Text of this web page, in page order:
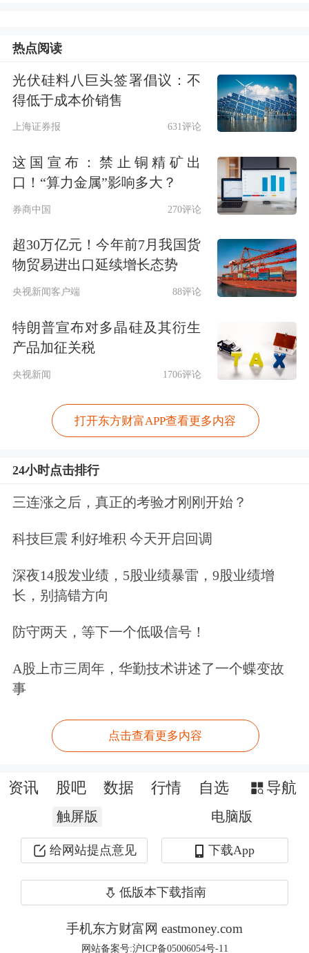
讲，其背后是品牌战略升级后持续上扬
的“超级品牌”势能。近年来，名创优品
全力推进全球化战略，在全球市场开疆
智，在年轻消费者圈层中掀起浪潮，成
为深受全球年轻人喜爱的零售品牌。
截至2024年9月30日，名创优品集团全
球门店数达7420家，海外门店数近3000
家，成功进入全球112个国家和地区，
是首个进驻美国纽约时代广场、法国巴
黎香榭丽舍大街的中国品牌，取得了十
分亮眼的业绩表现。无论是在欧美还是
东南亚，名创优品都通过稳定的门店扩
展和精准的市场营销，建立了良好的品
牌认知度。
尽管全球零售市场环境日趋复杂、挑战
不断，名创优品依旧能够交出一份亮眼
的财报成绩单。2024年前三季度，名创
优品集团总营收同比增长22.8%，达到
122.8亿元，海外业务收入突破45亿，
销售占比超过40%，销售额同比增长近
回顾2024年，名创优品持续推进全球品
品牌”迈进，取得了显著的成绩。在10
月举办的“名创优品2024全球品牌战略
升级成果发布会”上，叶国富指出，当
前全球零售业经历重大变革，中国零售
热点阅读
光伏硅料八巨头签署倡议：不
得低于成本价销售
上海证券报 631评论
这国宣布：禁止铜精矿出
口！“算力金属”影响多大？
券商中国 270评论
超30万亿元！今年前7月我国货
物贸易进出口延续增长态势
央视新闻客户端 88评论
特朗普宣布对多晶硅及其衍生
产品加征关税
央视新闻 1706评论
打开东方财富APP查看更多内容
24小时点击排行
三连涨之后，真正的考验才刚刚开始？
科技巨震 利好堆积 今天开启回调
深夜14股发业绩，5股业绩暴雷，9股业绩增
长，别搞错方向
防守两天，等下一个低吸信号！
A股上市三周年，华勤技术讲述了一个蝶变故
事
点击查看更多内容
资讯 股吧 数据 行情 自选 导航
触屏版 电脑版
给网站提点意见 下载App
低版本下载指南
手机东方财富网 eastmoney.com
网站备案号:沪ICP备05006054号-11